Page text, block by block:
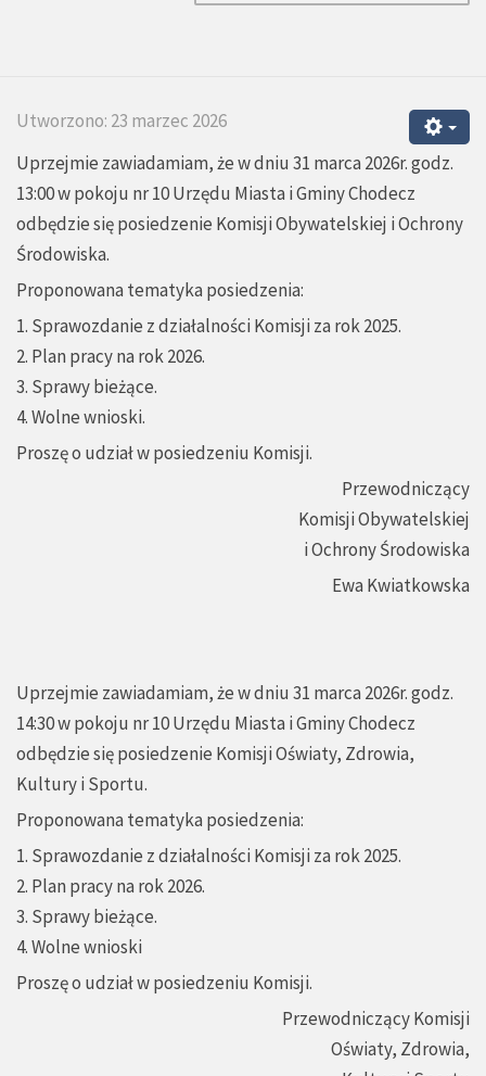
Utworzono: 23 marzec 2026
Uprzejmie zawiadamiam, że w dniu 31 marca 2026r. godz.
13:00 w pokoju nr 10 Urzędu Miasta i Gminy Chodecz
odbędzie się posiedzenie Komisji Obywatelskiej i Ochrony
Środowiska.
Proponowana tematyka posiedzenia:
1. Sprawozdanie z działalności Komisji za rok 2025.
2. Plan pracy na rok 2026.
3. Sprawy bieżące.
4. Wolne wnioski.
Proszę o udział w posiedzeniu Komisji.
Przewodniczący
Komisji Obywatelskiej
i Ochrony Środowiska
Ewa Kwiatkowska
Uprzejmie zawiadamiam, że w dniu 31 marca 2026r. godz.
14:30 w pokoju nr 10 Urzędu Miasta i Gminy Chodecz
odbędzie się posiedzenie Komisji Oświaty, Zdrowia,
Kultury i Sportu.
Proponowana tematyka posiedzenia:
1. Sprawozdanie z działalności Komisji za rok 2025.
2. Plan pracy na rok 2026.
3. Sprawy bieżące.
4. Wolne wnioski
Proszę o udział w posiedzeniu Komisji.
Przewodniczący Komisji
Oświaty, Zdrowia,